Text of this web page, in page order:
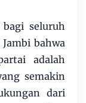
seluruh
bahwa
adalah
semakin
dari